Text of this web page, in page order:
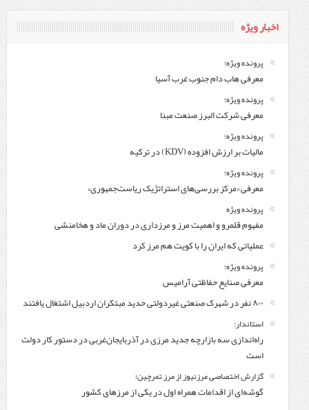
اخبار ویژه
پرونده ویژه؛
معرفی هاب دام جنوب غرب آسیا
پرونده ویژه؛
معرفی شركت البرز صنعت مبنا
پرونده ویژه؛
مالیات بر ارزش افزوده (KDV) در ترکیه
پرونده ویژه؛
معرفی «مرکز بررسی‌های استراتژیک ریاست‌جمهوری»
پرونده ویژه
مفهوم قلمرو و اهمیت مرز و مرزداری در دوران ماد و هخامنشی
عملیاتی که ایران را با کویت هم مرز کرد
پرونده ویژه؛
معرفی صنایع حفاظتی آرامیس
۸۰۰ نفر در شهرک صنعتی غیردولتی حدید مبتکران اردبیل اشتغال یافتند
استاندار:
راه‌اندازی سه بازارچه جدید مرزی در آذربایجان‌غربی در دستور کار دولت
است
گزارش اختصاصی مرزنیوز از مرز تمرچین؛
گوشه‌ای از اقدامات همراه اول در یکی از مرزهای کشور